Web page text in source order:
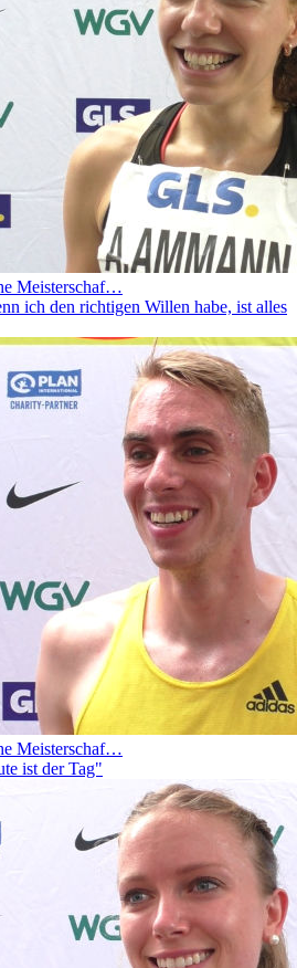
Meisterschaf…
ich den richtigen Willen habe, ist alles
Meisterschaf…
ist der Tag"